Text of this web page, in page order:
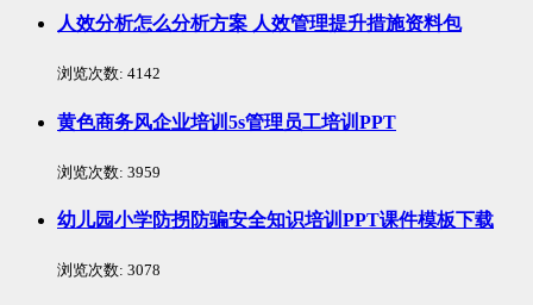
人效分析怎么分析方案 人效管理提升措施资料包
浏览次数: 4142
黄色商务风企业培训5s管理员工培训PPT
浏览次数: 3959
幼儿园小学防拐防骗安全知识培训PPT课件模板下载
浏览次数: 3078